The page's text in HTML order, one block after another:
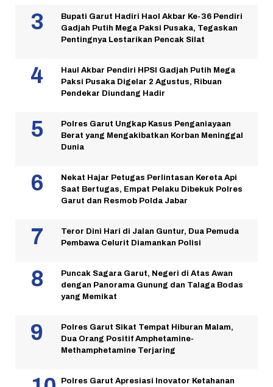
Bupati Garut Hadiri Haol Akbar Ke-36 Pendiri
Gadjah Putih Mega Paksi Pusaka, Tegaskan
Pentingnya Lestarikan Pencak Silat
Haul Akbar Pendiri HPSI Gadjah Putih Mega
Paksi Pusaka Digelar 2 Agustus, Ribuan
Pendekar Diundang Hadir
Polres Garut Ungkap Kasus Penganiayaan
Berat yang Mengakibatkan Korban Meninggal
Dunia
Nekat Hajar Petugas Perlintasan Kereta Api
Saat Bertugas, Empat Pelaku Dibekuk Polres
Garut dan Resmob Polda Jabar
Teror Dini Hari di Jalan Guntur, Dua Pemuda
Pembawa Celurit Diamankan Polisi
Puncak Sagara Garut, Negeri di Atas Awan
dengan Panorama Gunung dan Talaga Bodas
yang Memikat
Polres Garut Sikat Tempat Hiburan Malam,
Dua Orang Positif Amphetamine-
Methamphetamine Terjaring
Polres Garut Apresiasi Inovator Ketahanan